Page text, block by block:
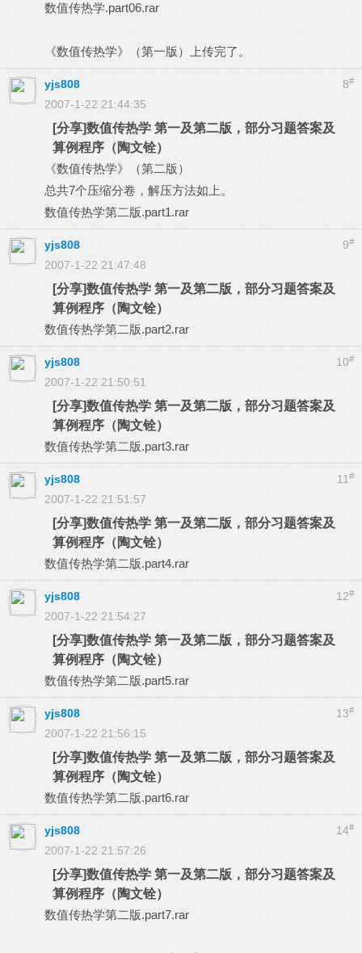
数值传热学.part06.rar
《数值传热学》（第一版）上传完了。
8#
yjs808
2007-1-22 21:44:35
[分享]数值传热学 第一及第二版，部分习题答案及
算例程序（陶文铨）
《数值传热学》（第二版）
总共7个压缩分卷，解压方法如上。
数值传热学第二版.part1.rar
9#
yjs808
2007-1-22 21:47:48
[分享]数值传热学 第一及第二版，部分习题答案及
算例程序（陶文铨）
数值传热学第二版.part2.rar
10#
yjs808
2007-1-22 21:50:51
[分享]数值传热学 第一及第二版，部分习题答案及
算例程序（陶文铨）
数值传热学第二版.part3.rar
11 #
yjs808
2007-1-22 21:51:57
[分享]数值传热学 第一及第二版，部分习题答案及
算例程序（陶文铨）
数值传热学第二版.part4.rar
12#
yjs808
2007-1-22 21:54:27
[分享]数值传热学 第一及第二版，部分习题答案及
算例程序（陶文铨）
数值传热学第二版.part5.rar
13#
yjs808
2007-1-22 21:56:15
[分享]数值传热学 第一及第二版，部分习题答案及
算例程序（陶文铨）
数值传热学第二版.part6.rar
14#
yjs808
2007-1-22 21:57:26
[分享]数值传热学 第一及第二版，部分习题答案及
算例程序（陶文铨）
数值传热学第二版.part7.rar